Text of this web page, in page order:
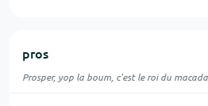
pros
Prosper, yop la boum, c'est le roi du